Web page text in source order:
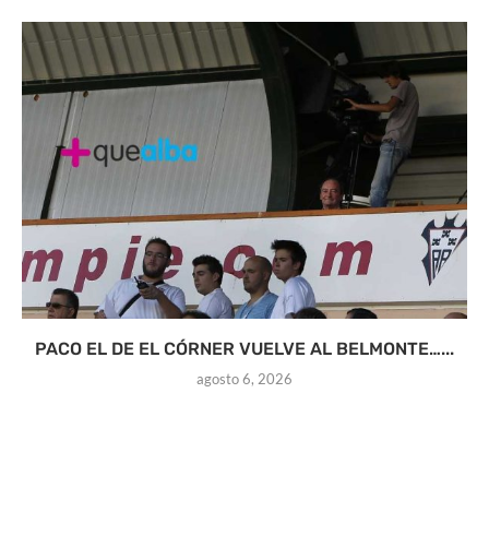
PACO EL DE EL CÓRNER VUELVE AL BELMONTE…...
agosto 6, 2026